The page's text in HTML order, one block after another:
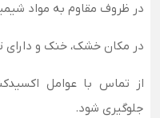
در ظروف مقاوم به مواد
در مکان خشک، خنک و دارای
از تماس با عوامل
جلوگیری شود.